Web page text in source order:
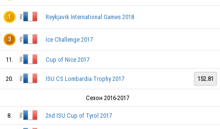
FRA
FRA
FRA
1 Reykjavik International Games 2018
3 Ice Challenge 2017
11. Cup of Nice 2017
20. ISU CS Lombardia Trophy 2017 152.81
Сезон 2016-2017
8. 2nd ISU Cup of Tyrol 2017